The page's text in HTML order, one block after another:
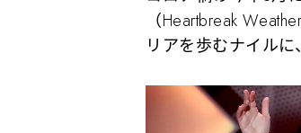
（Heartbreak
リアを歩むナイル